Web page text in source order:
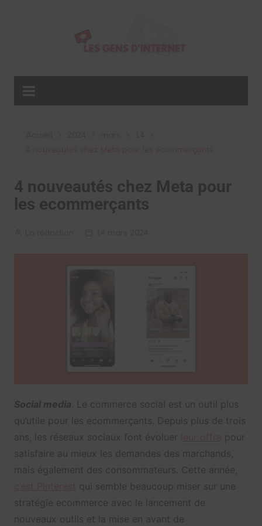
4 nouveautés chez Meta pour
les ecommerçants
Social media . Le commerce social est un outil plus
qu’utile pour les ecommerçants. Depuis plus de trois
ans, les réseaux sociaux font évoluer
pour
satisfaire au mieux les demandes des marchands,
mais également des consommateurs. Cette année,
qui semble beaucoup miser sur une
stratégie ecommerce avec le lancement de
nouveaux outils et la mise en avant de